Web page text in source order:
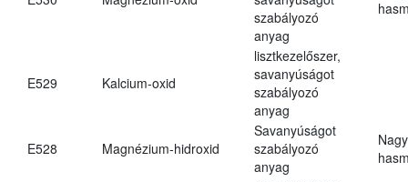
szabályozó
anyag
E529 Kalcium-oxid
lisztkezelőszer,
savanyúságot
szabályozó
anyag
E528 Magnézium-hidroxid
Savanyúságot
szabályozó
anyag